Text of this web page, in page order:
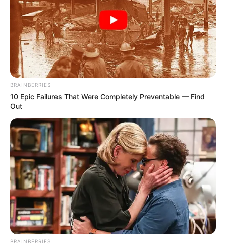
BRAINBERRIES
10 Epic Failures That Were Completely Preventable — Find
Out
BRAINBERRIES